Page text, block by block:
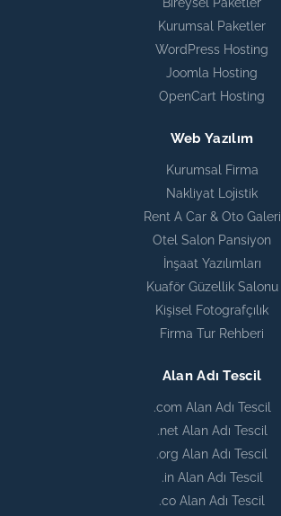
Bireysel Paketler
Kurumsal Paketler
WordPress Hosting
Joomla Hosting
OpenCart Hosting
Web Yazılım
Kurumsal Firma
Nakliyat Lojistik
Rent A Car & Oto Galeri
Otel Salon Pansiyon
İnşaat Yazılımları
Kuaför Güzellik Salonu
Kişisel Fotografçılık
Firma Tur Rehberi
Alan Adı Tescil
.com Alan Adı Tescil
.net Alan Adı Tescil
.org Alan Adı Tescil
.in Alan Adı Tescil
.co Alan Adı Tescil